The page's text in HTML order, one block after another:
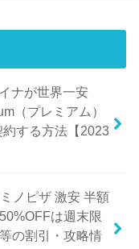
ナが世界一安
（プレミアム）
する方法【2023
ノピザ 激安 半額
は週末限
の割引・攻略情